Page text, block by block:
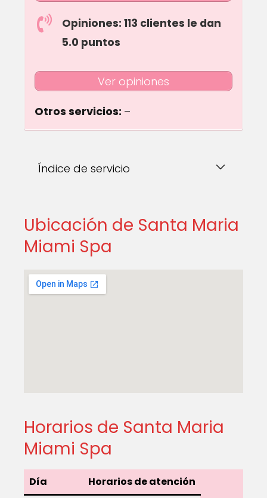
Opiniones: 113 clientes le dan
5.0 puntos
Ver opiniones
Otros servicios: –
Índice de servicio
Ubicación de Santa Maria
Miami Spa
Horarios de Santa Maria
Miami Spa
Día
Horarios de atención